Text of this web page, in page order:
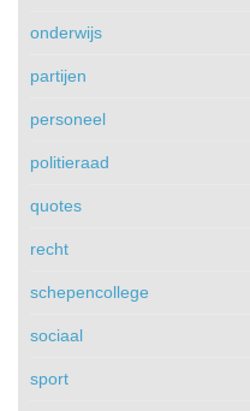
onderwijs
partijen
personeel
politieraad
quotes
recht
schepencollege
sociaal
sport